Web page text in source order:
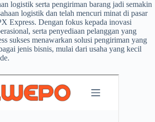
logistik serta pengiriman barang jadi semakin
logistik dan telah mencuri minat di pasar
Express. Dengan fokus kepada inovasi
serta penyediaan pelanggan yang
sukses menawarkan solusi pengiriman yang
jenis bisnis, mulai dari usaha yang kecil